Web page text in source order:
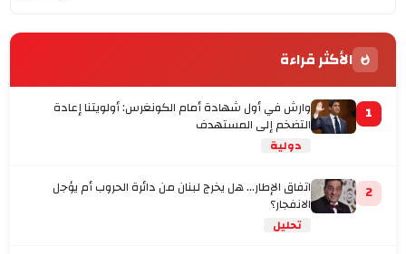
الأكثر قراءة
1 وارش في أول شهادة أمام الكونغرس: أولويتنا إعادة
التضخم إلى المستهدف
دولية
2 اتفاق الإطار... هل يخرج لبنان من دائرة الحروب أم يؤجل
الانفجار؟
تحليل